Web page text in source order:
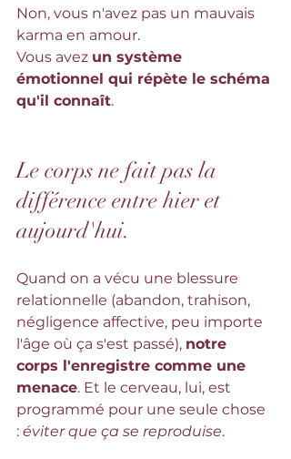
Non, vous n'avez pas un mauvais
karma en amour.
Vous avez un système
émotionnel qui répète le schéma
qu'il connaît.
Le corps ne fait pas la
différence entre hier et
aujourd'hui.
Quand on a vécu une blessure
relationnelle (abandon, trahison,
négligence affective, peu importe
l'âge où ça s'est passé), notre
corps l'enregistre comme une
menace. Et le cerveau, lui, est
programmé pour une seule chose
: éviter que ça se reproduise.